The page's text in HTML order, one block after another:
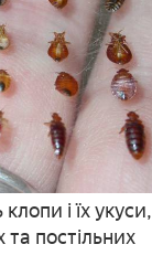
і їх укуси,
постільних